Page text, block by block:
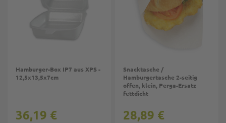
Hamburger-Box IP7 aus XPS -
12,5x13,5x7cm
36,19 €
Snacktasche /
Hamburgertasche 2-seitig
offen, klein, Perga-Ersatz
fettdicht
28,89 €